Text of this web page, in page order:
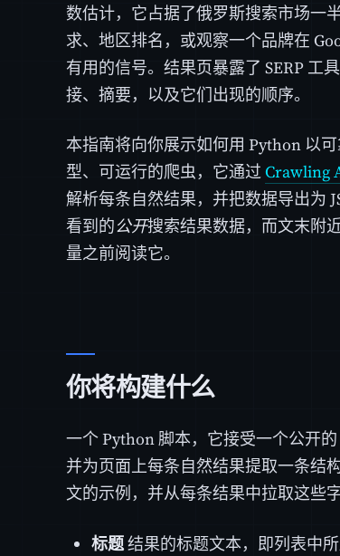
数估计，它占据了俄罗斯搜索市场一
求、地区排名，或观察一个品牌在
有用的信号。结果页暴露了 SERP 工
接、摘要，以及它们出现的顺序。
本指南将向你展示如何用 Python 以
型、可运行的爬虫，它通过Crawling
解析每条自然结果，并把数据导出为
看到的公开搜索结果数据，而文末附
量之前阅读它。
你将构建什么
一个 Python 脚本，它接受一个公开
并为页面上每条自然结果提取一条结
文的示例，并从每条结果中拉取这些字
标题结果的标题文本，即列表中所